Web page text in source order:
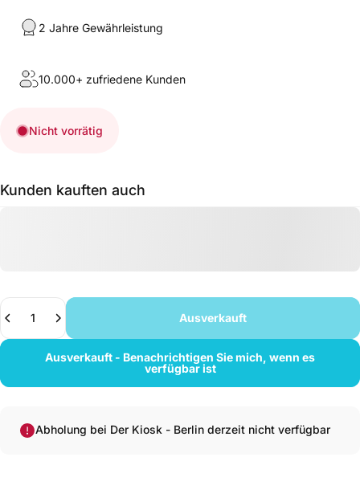
2 Jahre Gewährleistung
10.000+ zufriedene Kunden
Nicht vorrätig
Kunden kauften auch
Anzahl
Ausverkauft
Ausverkauft - Benachrichtigen Sie mich, wenn es
verfügbar ist
Abholung bei Der Kiosk - Berlin derzeit nicht verfügbar